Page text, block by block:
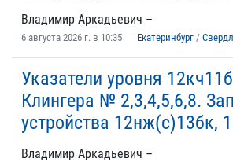
Владимир Аркадьевич –
6 августа 2026 г. в 10:35 Екатеринбург /
Указатели уровня
Клингера № 2,3,4,5,6,8.
устройства 12нж(с)13бк,
Владимир Аркадьевич –